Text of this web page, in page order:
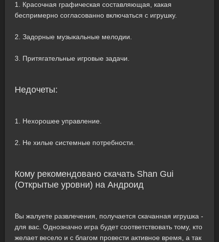
1. Красочная графическая составляющая, какая
беспримерно согласованно включаться с игрушку.
2. Задорные музыкальные мелодии.
3. Притягательные игровые задачи.
Недочеты:
1. Нехорошее управление.
2. Не хилые системные потребности.
Кому рекомендовано скачать Shan Gui
(Открытые уровни) на Андроид
Вы жалуете развлечения, получается скачанная игрушка -
для вас. Однозначно игра будет соответствовать тому, кто
желает весело и с благом провести активное время, а так